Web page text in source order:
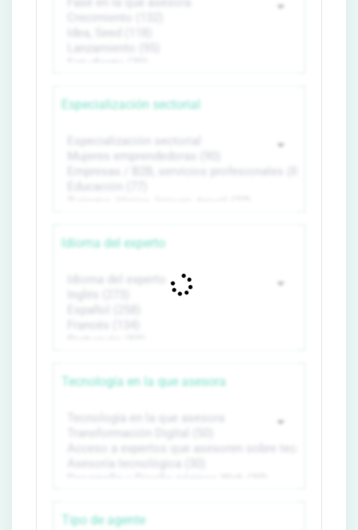
Especialización sectorial
Idioma del experto
Tecnología en la que asesora
Tipo de agente